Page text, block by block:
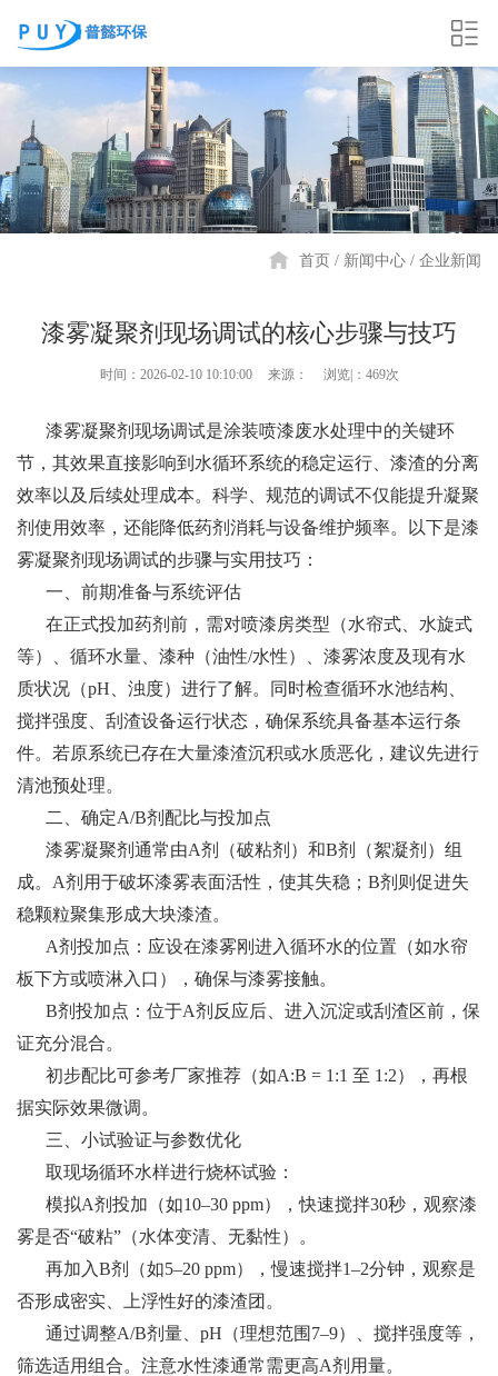
首页 新闻中心 企业新闻
漆雾凝聚剂现场调试的核心步骤与技巧
时间：2026-02-10 10:10:00 来源： 浏览|：469次
漆雾凝聚剂现场调试是涂装喷漆废水处理中的关键环
节，其效果直接影响到水循环系统的稳定运行、漆渣的分离
效率以及后续处理成本。科学、规范的调试不仅能提升凝聚
剂使用效率，还能降低药剂消耗与设备维护频率。以下是漆
雾凝聚剂现场调试的步骤与实用技巧：
一、前期准备与系统评估
在正式投加药剂前，需对喷漆房类型（水帘式、水旋式
等）、循环水量、漆种（油性/水性）、漆雾浓度及现有水
质状况（pH、浊度）进行了解。同时检查循环水池结构、
搅拌强度、刮渣设备运行状态，确保系统具备基本运行条
件。若原系统已存在大量漆渣沉积或水质恶化，建议先进行
清池预处理。
二、确定A/B剂配比与投加点
漆雾凝聚剂通常由A剂（破粘剂）和B剂（絮凝剂）组
成。A剂用于破坏漆雾表面活性，使其失稳；B剂则促进失
稳颗粒聚集形成大块漆渣。
A剂投加点：应设在漆雾刚进入循环水的位置（如水帘
板下方或喷淋入口），确保与漆雾接触。
B剂投加点：位于A剂反应后、进入沉淀或刮渣区前，保
证充分混合。
初步配比可参考厂家推荐（如A:B = 1:1 至 1:2），再根
据实际效果微调。
三、小试验证与参数优化
取现场循环水样进行烧杯试验：
模拟A剂投加（如10–30 ppm），快速搅拌30秒，观察漆
雾是否“破粘”（水体变清、无黏性）。
再加入B剂（如5–20 ppm），慢速搅拌1–2分钟，观察是
否形成密实、上浮性好的漆渣团。
通过调整A/B剂量、pH（理想范围7–9）、搅拌强度等，
筛选适用组合。注意水性漆通常需更高A剂用量。